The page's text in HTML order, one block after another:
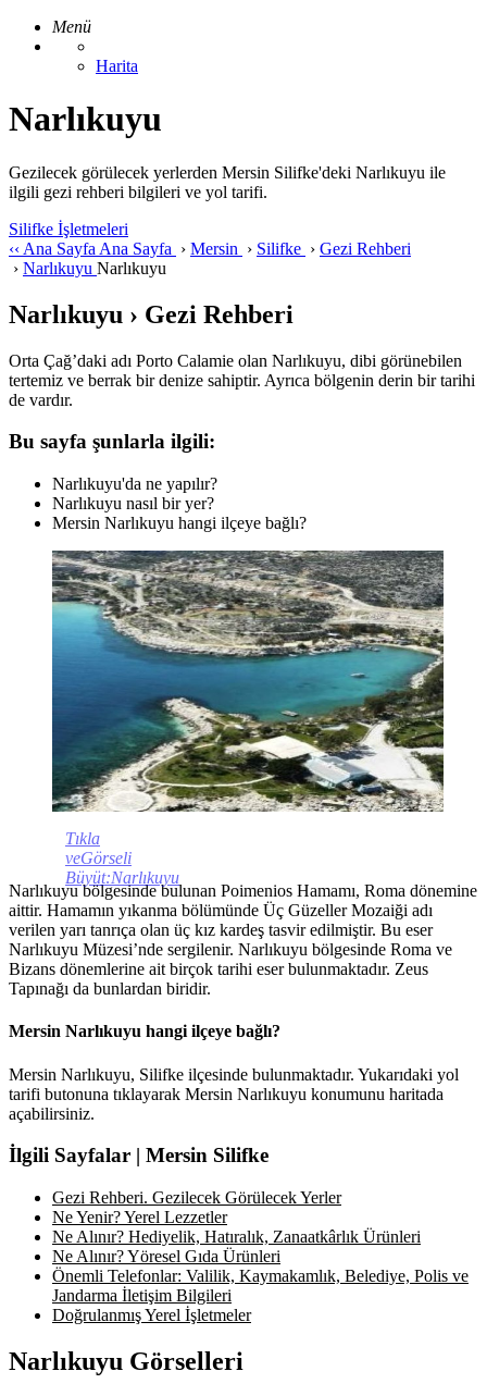
Menü
Harita
Narlıkuyu
Gezilecek görülecek yerlerden Mersin Silifke'deki Narlıkuyu ile
ilgili gezi rehberi bilgileri ve yol tarifi.
Silifke İşletmeleri
‹‹ Ana Sayfa Ana Sayfa › Mersin › Silifke › Gezi Rehberi
› Narlıkuyu Narlıkuyu
Narlıkuyu › Gezi Rehberi
Orta Çağ’daki adı Porto Calamie olan Narlıkuyu, dibi görünebilen
tertemiz ve berrak bir denize sahiptir. Ayrıca bölgenin derin bir tarihi
de vardır.
Bu sayfa şunlarla ilgili:
Narlıkuyu'da ne yapılır?
Narlıkuyu nasıl bir yer?
Mersin Narlıkuyu hangi ilçeye bağlı?
Tıkla
veGörseli
Büyüt:Narlıkuyu
Narlıkuyu bölgesinde bulunan Poimenios Hamamı, Roma dönemine
aittir. Hamamın yıkanma bölümünde Üç Güzeller Mozaiği adı
verilen yarı tanrıça olan üç kız kardeş tasvir edilmiştir. Bu eser
Narlıkuyu Müzesi’nde sergilenir. Narlıkuyu bölgesinde Roma ve
Bizans dönemlerine ait birçok tarihi eser bulunmaktadır. Zeus
Tapınağı da bunlardan biridir.
Mersin Narlıkuyu hangi ilçeye bağlı?
Mersin Narlıkuyu, Silifke ilçesinde bulunmaktadır. Yukarıdaki yol
tarifi butonuna tıklayarak Mersin Narlıkuyu konumunu haritada
açabilirsiniz.
İlgili Sayfalar | Mersin Silifke
Gezi Rehberi. Gezilecek Görülecek Yerler
Ne Yenir? Yerel Lezzetler
Ne Alınır? Hediyelik, Hatıralık, Zanaatkârlık Ürünleri
Ne Alınır? Yöresel Gıda Ürünleri
Önemli Telefonlar: Valilik, Kaymakamlık, Belediye, Polis ve
Jandarma İletişim Bilgileri
Doğrulanmış Yerel İşletmeler
Narlıkuyu Görselleri